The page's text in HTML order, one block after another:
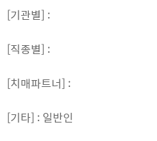
[기관별] :
[직종별] :
[치매파트너] :
[기타] : 일반인